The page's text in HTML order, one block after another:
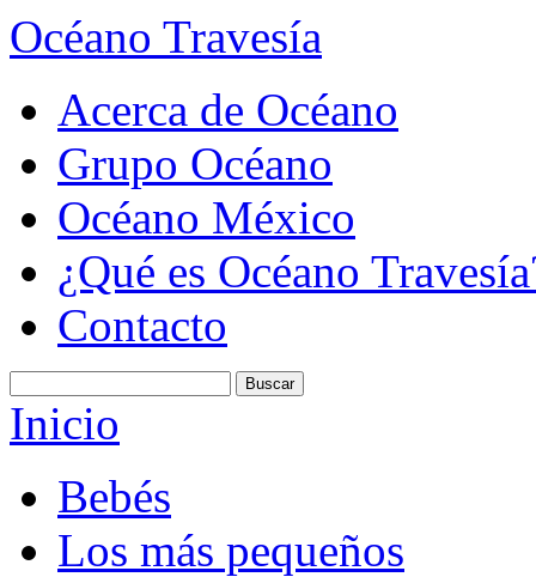
Océano Travesía
Acerca de Océano
Grupo Océano
Océano México
¿Qué es Océano
Contacto
Inicio
Bebés
Los más pequeños